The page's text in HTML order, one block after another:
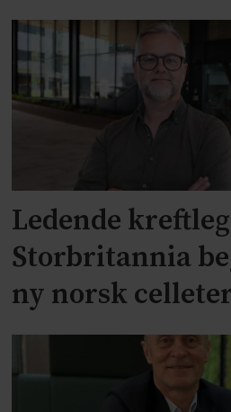
Ledende
Storbritannia
ny norsk